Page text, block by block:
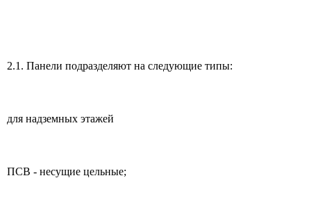
2.1. Панели подразделяют на следующие типы:
для надземных этажей
ПСВ - несущие цельные;